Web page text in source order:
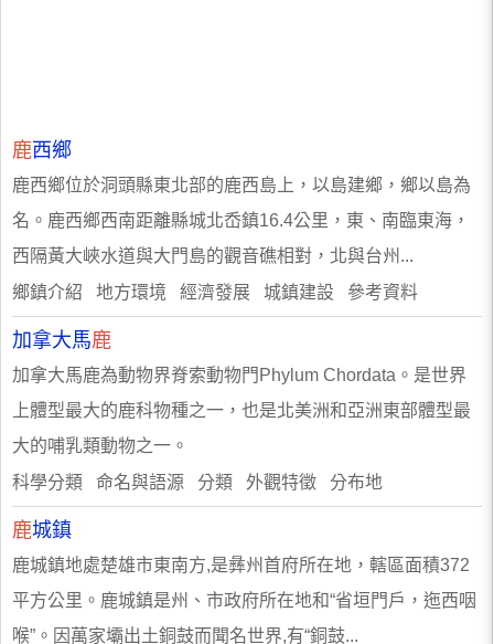
鹿西鄉
鹿西鄉位於洞頭縣東北部的鹿西島上，以島建鄉，鄉以島為
名。鹿西鄉西南距離縣城北岙鎮16.4公里，東、南臨東海，
西隔黃大峽水道與大門島的觀音礁相對，北與台州...
鄉鎮介紹 地方環境 經濟發展 城鎮建設 參考資料
加拿大馬鹿
加拿大馬鹿為動物界脊索動物門Phylum Chordata。是世界
上體型最大的鹿科物種之一，也是北美洲和亞洲東部體型最
大的哺乳類動物之一。
科學分類 命名與語源 分類 外觀特徵 分布地
鹿城鎮
鹿城鎮地處楚雄市東南方,是彝州首府所在地，轄區面積372
平方公里。鹿城鎮是州、市政府所在地和“省垣門戶，迤西咽
喉”。因萬家壩出土銅鼓而聞名世界,有“銅鼓...